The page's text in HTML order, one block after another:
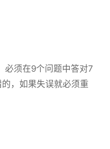
必须在9个问题中答对7
，如果失误就必须重